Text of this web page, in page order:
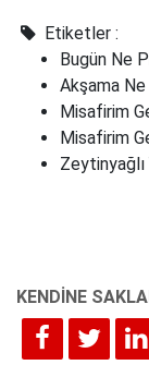
Etiketler :
Bugün Ne
Akşama Ne
Misafirim
Misafirim